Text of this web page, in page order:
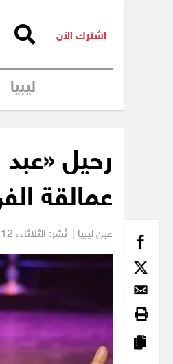
اشترك الآن
ليبيا
رحيل «عبد
عمالقة
عين ليبيا | نُشر: الثلاثاء،